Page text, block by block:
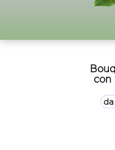
con